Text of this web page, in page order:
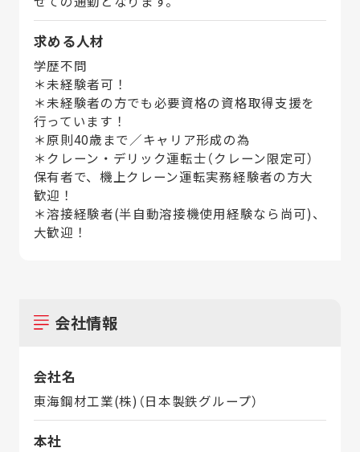
求める人材
学歴不問
＊未経験者可！
＊未経験者の方でも必要資格の資格取得支援を
行っています！
＊原則40歳まで／キャリア形成の為
＊クレーン・デリック運転士（クレーン限定可）
保有者で、機上クレーン運転実務経験者の方大
歓迎！
＊溶接経験者(半自動溶接機使用経験なら尚可)、
大歓迎！
会社情報
会社名
東海鋼材工業(株)（日本製鉄グループ）
本社